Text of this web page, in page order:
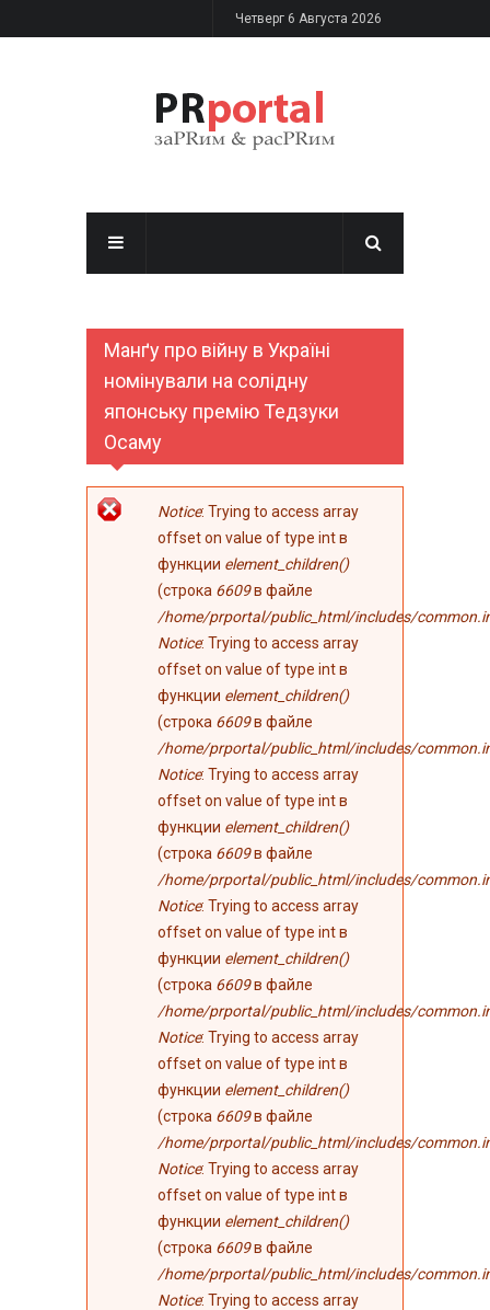
Перейти к основному содержаниюЧетверг 6 Августа 2026
Манґу про війну в Україні
номінували на солідну
японську премію Тедзуки
Осаму
Сообщение об
ошибке
Notice: Trying to access array
offset on value of type int в
функции element_children()
(строка 6609в файле
/home/prportal/public_html/includes/
Notice: Trying to access array
offset on value of type int в
функции element_children()
(строка 6609в файле
/home/prportal/public_html/includes/
Notice: Trying to access array
offset on value of type int в
функции element_children()
(строка 6609в файле
/home/prportal/public_html/includes/
Notice: Trying to access array
offset on value of type int в
функции element_children()
(строка 6609в файле
/home/prportal/public_html/includes/
Notice: Trying to access array
offset on value of type int в
функции element_children()
(строка 6609в файле
/home/prportal/public_html/includes/
Notice: Trying to access array
offset on value of type int в
функции element_children()
(строка 6609в файле
/home/prportal/public_html/includes/
Notice: Trying to access array